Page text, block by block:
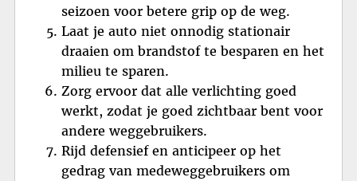
seizoen voor betere grip op de weg.
Laat je auto niet onnodig stationair
draaien om brandstof te besparen en het
milieu te sparen.
Zorg ervoor dat alle verlichting goed
werkt, zodat je goed zichtbaar bent voor
andere weggebruikers.
Rijd defensief en anticipeer op het
gedrag van medeweggebruikers om